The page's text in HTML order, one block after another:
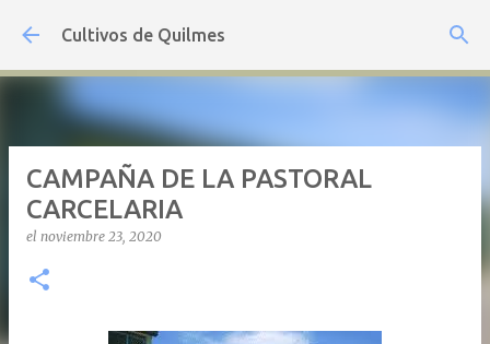
Ir al contenido principal
Cultivos de Quilmes
CAMPAÑA DE LA PASTORAL
CARCELARIA
el noviembre 23, 2020